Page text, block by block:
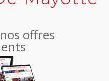
offres